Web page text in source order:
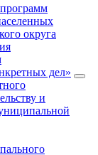
округа
дел»
и